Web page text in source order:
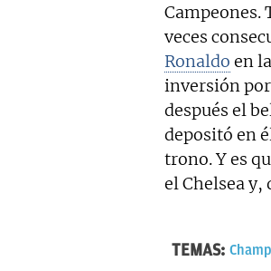
Campeones.
veces
Ronaldo en
inversión
después el
depositó en
trono. Y es
el Chelsea y,
TEMAS: